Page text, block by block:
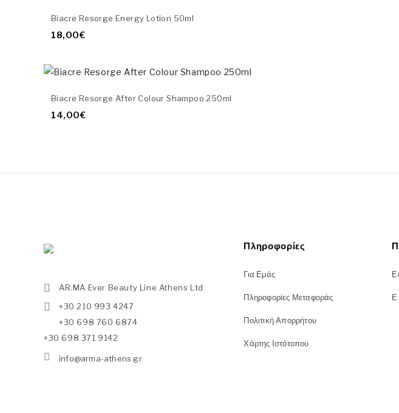
Biacre Resorge Energy Lotion 50ml
18,00€
Biacre Resorge After Colour Shampoo 250ml
14,00€
AR.MA Ever Beauty Line Athens Ltd
+30 210 993 4247
+30 698 760 6874
+30 698 371 9142
info@arma-athens.gr
Πληροφορίες
Για Εμάς
Πληροφορίες Μεταφοράς
Πολιτική Απορρήτου
Χάρτης Ιστότοπου